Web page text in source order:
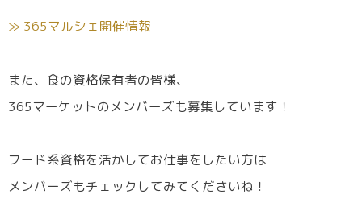
≫ 365マルシェ開催情報
また、食の資格保有者の皆様、
365マーケットのメンバーズも募集しています！
フード系資格を活かしてお仕事をしたい方は
メンバーズもチェックしてみてくださいね！